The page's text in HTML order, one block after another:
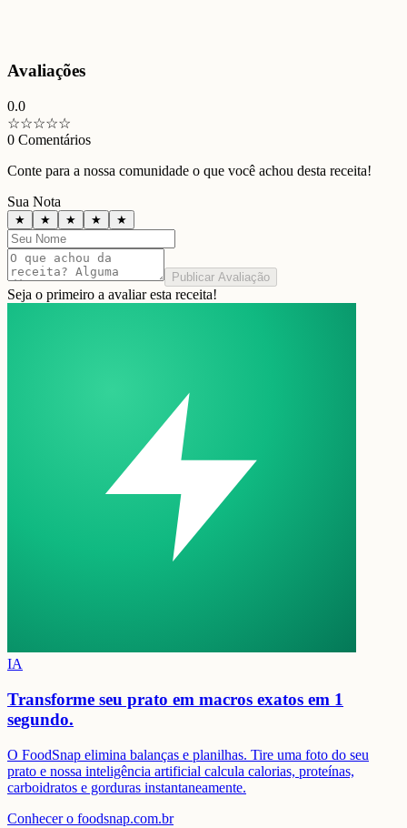
Avaliações
0.0
☆☆☆☆☆
0 Comentários
Conte para a nossa comunidade o que você achou desta receita!
Sua Nota
★ ★ ★ ★ ★
Publicar Avaliação
Seja o primeiro a avaliar esta receita!
IA
Transforme seu prato em macros exatos em 1
segundo.
O FoodSnap elimina balanças e planilhas. Tire uma foto do seu
prato e nossa inteligência artificial calcula calorias, proteínas,
carboidratos e gorduras instantaneamente.
Conhecer o foodsnap.com.br